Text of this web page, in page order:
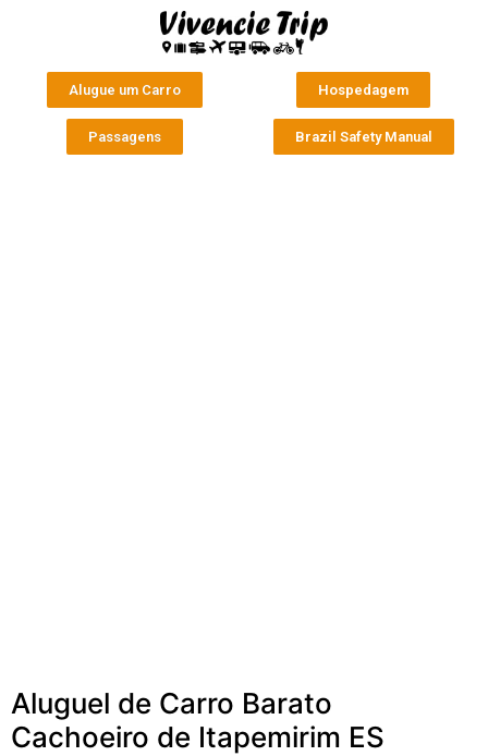
Alugue um Carro Hospedagem
Passagens Brazil Safety Manual
Aluguel de Carro Barato
Cachoeiro de Itapemirim ES